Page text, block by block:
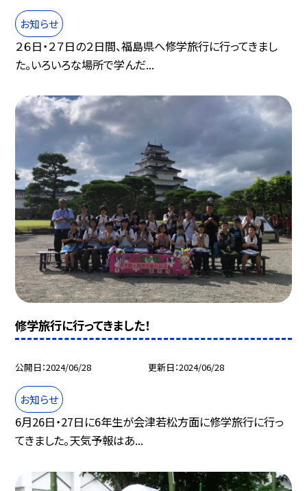
お知らせ
２６日・２７日の２日間、福島県へ修学旅行に行ってきまし
た。いろいろな場所で学んだ...
修学旅行に行ってきました！
公開日 2024/06/28 更新日 2024/06/28
お知らせ
6月26日・27日に6年生が会津若松方面に修学旅行に行っ
てきました。天気予報はあ...